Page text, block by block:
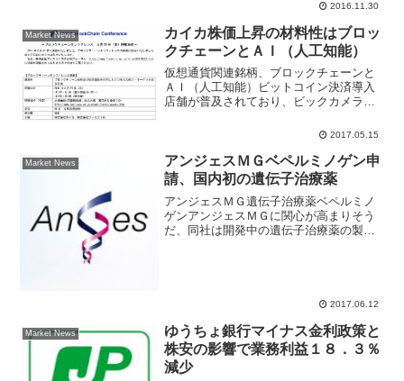
なった。現在も東証マザーズ市場値上が
り率ランキングトップとなっている。マ
ーケット関係者による...
2016.11.30
Market News
カイカ株価上昇の材料性はブロッ
クチェーンとＡＩ（人工知能）
仮想通貨関連銘柄、ブロックチェーンと
ＡＩ（人工知能）ビットコイン決済導入
店舗が普及されており、ビックカメラと
店の２店舗でビットコイン決済を開始す
のが「フィンテック、ブロ...
2017.05.15
Market News
アンジェスＭＧベペルミノゲン申
請、国内初の遺伝子治療薬
アンジェスＭＧ遺伝子治療薬ベペルミノ
ゲンアンジェスＭＧに関心が高まりそう
だ、同社は開発中の遺伝子治療薬の製造
2017.06.12
Market News
ゆうちょ銀行マイナス金利政策と
株安の影響で業務利益１８．３％
減少